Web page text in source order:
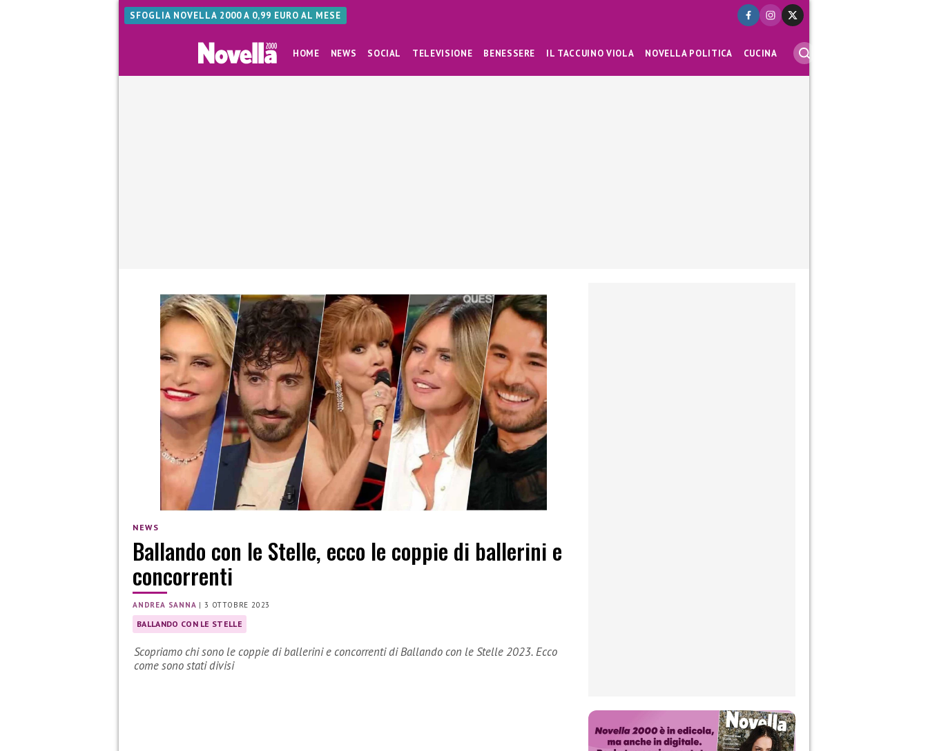
SFOGLIA NOVELLA 2000 A 0,99 EURO AL MESE
HOME NEWS SOCIAL TELEVISIONE BENESSERE IL TACCUINO VIOLA NOVELLA POLITICA CUCINA
NEWS
Ballando con le Stelle, ecco le coppie di ballerini e
concorrenti
ANDREA SANNA |3 OTTOBRE 2023
BALLANDO CON LE STELLE
Scopriamo chi sono le coppie di ballerini e concorrenti di Ballando con le Stelle 2023. Ecco
come sono stati divisi